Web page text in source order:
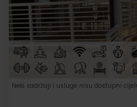
Neki sadržaji i usluge nisu dostupni